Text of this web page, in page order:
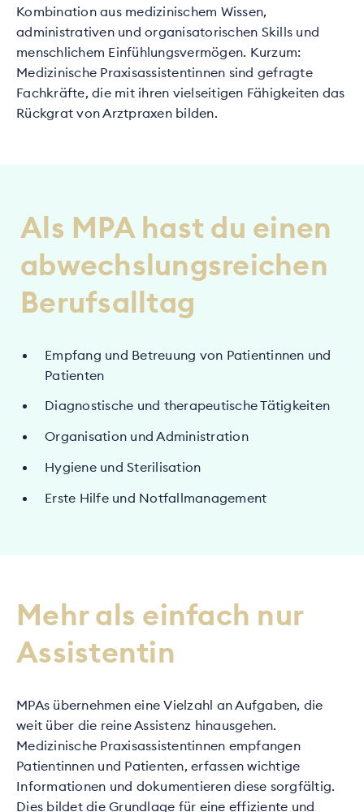
Kombination aus medizinischem Wissen,
administrativen und organisatorischen Skills und
menschlichem Einfühlungsvermögen. Kurzum:
Medizinische Praxisassistentinnen sind gefragte
Fachkräfte, die mit ihren vielseitigen Fähigkeiten das
Rückgrat von Arztpraxen bilden.
Als MPA hast du einen
abwechslungsreichen
Berufsalltag
Empfang und Betreuung von Patientinnen und
Patienten
Diagnostische und therapeutische Tätigkeiten
Organisation und Administration
Hygiene und Sterilisation
Erste Hilfe und Notfallmanagement
Mehr als einfach nur
Assistentin
MPAs übernehmen eine Vielzahl an Aufgaben, die
weit über die reine Assistenz hinausgehen.
Medizinische Praxisassistentinnen empfangen
Patientinnen und Patienten, erfassen wichtige
Informationen und dokumentieren diese sorgfältig.
Dies bildet die Grundlage für eine effiziente und